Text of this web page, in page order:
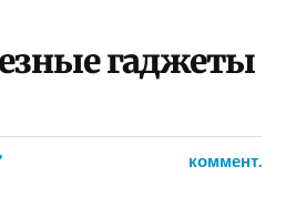
гаджеты
коммент.